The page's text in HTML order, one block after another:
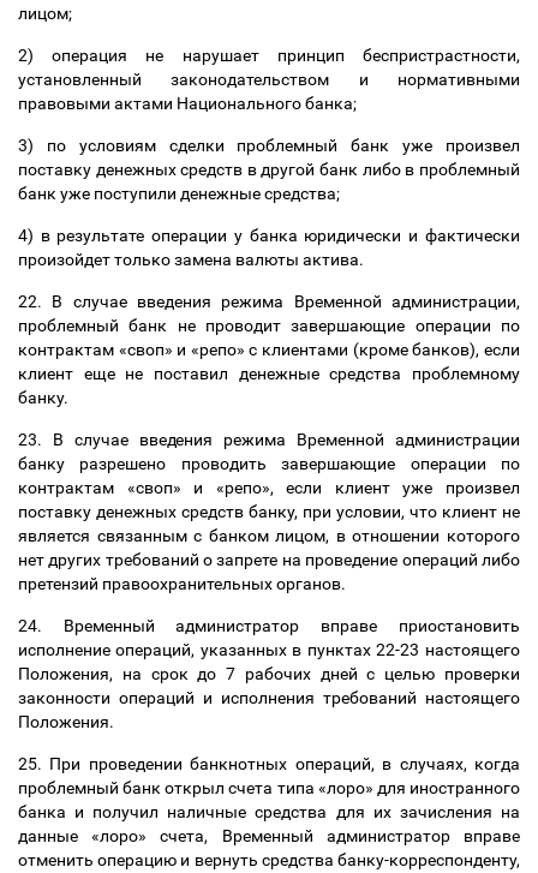
лицом;
2) операция не нарушает принцип беспристрастности,
установленный законодательством и нормативными
правовыми актами Национального банка;
3) по условиям сделки проблемный банк уже произвел
поставку денежных средств в другой банк либо в проблемный
банк уже поступили денежные средства;
4) в результате операции у банка юридически и фактически
произойдет только замена валюты актива.
22. В случае введения режима Временной администрации,
проблемный банк не проводит завершающие операции по
контрактам «своп» и «репо» с клиентами (кроме банков), если
клиент еще не поставил денежные средства проблемному
банку.
23. В случае введения режима Временной администрации
банку разрешено проводить завершающие операции по
контрактам «своп» и «репо», если клиент уже произвел
поставку денежных средств банку, при условии, что клиент не
является связанным с банком лицом, в отношении которого
нет других требований о запрете на проведение операций либо
претензий правоохранительных органов.
24. Временный администратор вправе приостановить
исполнение операций, указанных в пунктах 22-23 настоящего
Положения, на срок до 7 рабочих дней с целью проверки
законности операций и исполнения требований настоящего
Положения.
25. При проведении банкнотных операций, в случаях, когда
проблемный банк открыл счета типа «лоро» для иностранного
банка и получил наличные средства для их зачисления на
данные «лоро» счета, Временный администратор вправе
отменить операцию и вернуть средства банку-корреспонденту,